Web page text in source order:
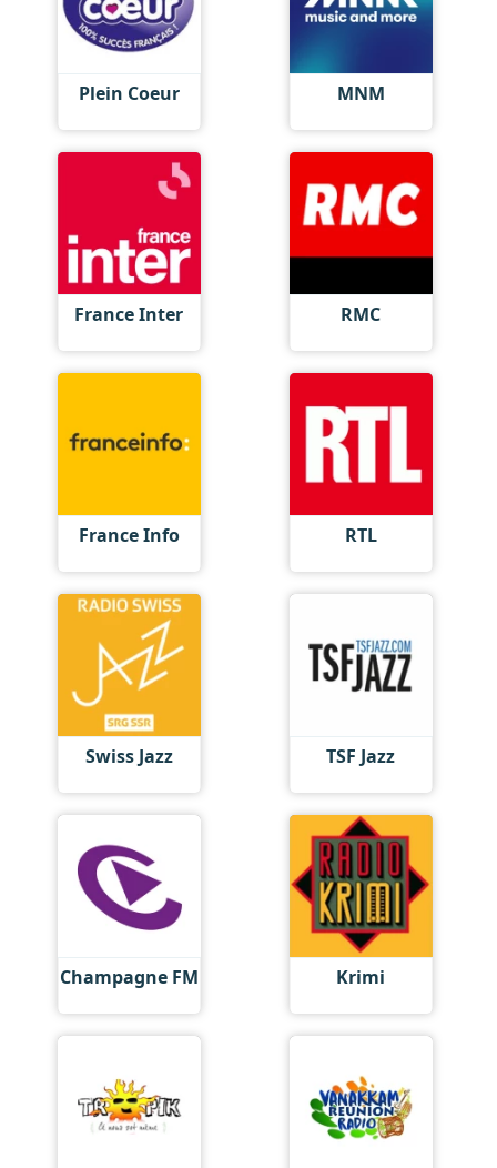
Plein Coeur MNM
France Inter RMC
France Info RTL
Swiss Jazz TSF Jazz
Champagne FM Krimi